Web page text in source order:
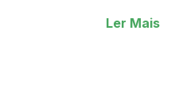
Ler Mais